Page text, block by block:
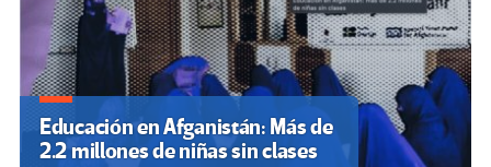
Educación en Afganistán: Más de
2.2 millones de niñas sin clases